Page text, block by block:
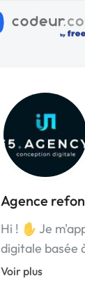
Agence
Hi ! ✋ Je
digitale basée
Voir plus